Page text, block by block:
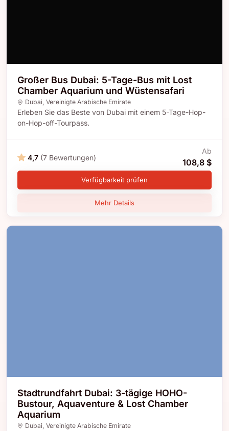
Großer Bus Dubai: 5-Tage-Bus mit Lost
Chamber Aquarium und Wüstensafari
Dubai, Vereinigte Arabische Emirate
Erleben Sie das Beste von Dubai mit einem 5-Tage-Hop-
on-Hop-off-Tourpass.
4,7 (7 Bewertungen)
Ab
108,8 $
Verfügbarkeit prüfen
Mehr Details
Stadtrundfahrt Dubai: 3-tägige HOHO-
Bustour, Aquaventure & Lost Chamber
Aquarium
Dubai Vereinigte Arabische Emirate